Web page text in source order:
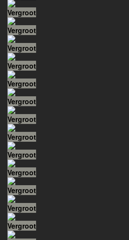
Vergroot
Vergroot
Vergroot
Vergroot
Vergroot
Vergroot
Vergroot
Vergroot
Vergroot
Vergroot
Vergroot
Vergroot
Vergroot